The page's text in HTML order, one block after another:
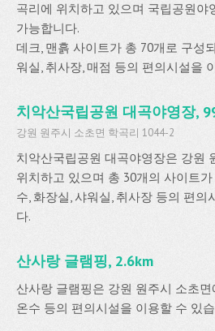
곡리에 위치하고 있으며 국립공원야
가능합니다.
데크, 맨흙 사이트가 총 70개로 구성
워실, 취사장, 매점 등의 편의시설을
치악산국립공원 대곡야영장,
강원 원주시 소초면 학곡리 1044-2
치악산국립공원 대곡야영장은 강원
위치하고 있으며 총 30개의 사이트
수, 화장실, 샤워실, 취사장 등의 편의
다.
산사랑 글램핑, 2.6km
산사랑 글램핑은 강원 원주시 소초
온수 등의 편의시설을 이용할 수 있